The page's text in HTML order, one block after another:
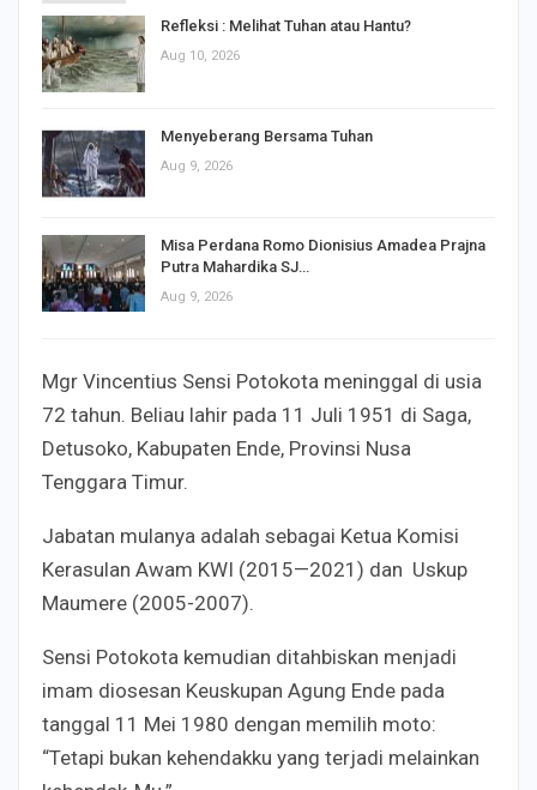
Refleksi : Melihat Tuhan atau Hantu?
Aug 10, 2026
Menyeberang Bersama Tuhan
Aug 9, 2026
Misa Perdana Romo Dionisius Amadea Prajna
Putra Mahardika SJ…
Aug 9, 2026
Mgr Vincentius Sensi Potokota meninggal di usia
72 tahun. Beliau lahir pada 11 Juli 1951 di Saga,
Detusoko, Kabupaten Ende, Provinsi Nusa
Tenggara Timur.
Jabatan mulanya adalah sebagai Ketua Komisi
Kerasulan Awam KWI (2015—2021) dan Uskup
Maumere (2005-2007).
Sensi Potokota kemudian ditahbiskan menjadi
imam diosesan Keuskupan Agung Ende pada
tanggal 11 Mei 1980 dengan memilih moto:
“Tetapi bukan kehendakku yang terjadi melainkan